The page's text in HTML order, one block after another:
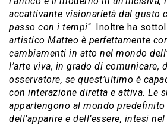
accattivante visionarietà dal gusto
passo con i tempi“. Inoltre ha
artistico Matteo è perfettamente
cambiamenti in atto nel mondo
l’arte viva, in grado di comunicare,
osservatore, se quest’ultimo è
con interazione diretta e attiva. Le
appartengono al mondo
dell’apparire e dell’essere, intesi